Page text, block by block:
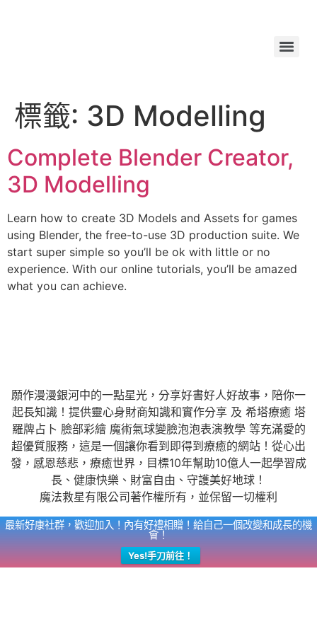
標籤: 3D Modelling
Complete Blender Creator,
3D Modelling
Learn how to create 3D Models and Assets for games
using Blender, the free-to-use 3D production suite. We
start super simple so you’ll be ok with little or no
experience. With our online tutorials, you’ll be amazed
what you can achieve.
願作漫漫銀河中的一點星光，分享好書好人好故事，陪你一
起長知識！提供靈心身財商知識和實作分享 及 希塔療癒 塔
羅牌占卜 臉部彩繪 魔術氣球變臉泡泡表演教學 等充滿愛的
超優質服務，這是一個讓你看到即得到療癒的網站！從心出
發，感恩慈悲，療癒世界，目標10年幫助10億人一起學習成
長、健康快樂、財富自由、守護美好地球！
魔法救星有限公司著作權所有，並保留一切權利
最新好康社群，歡迎加入！內有好禮相贈！給自己一個改變和成長的機
會！
Yes!手刀前往！